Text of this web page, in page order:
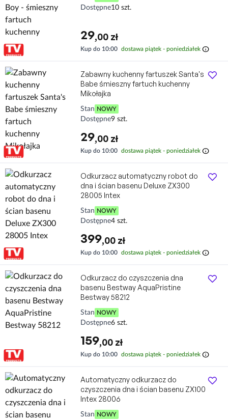
Dostępne10 szt.
29,00 zł
Kup do 10:00 dostawa piątek - poniedziałek info
Zabawny kuchenny fartuszek Santa's
Babe śmieszny fartuch kuchenny
Mikołajka
Stan NOWY
Dostępne9 szt.
29,00 zł
Kup do 10:00 dostawa piątek - poniedziałek info
Odkurzacz automatyczny robot do
dna i ścian basenu Deluxe ZX300
28005 Intex
Stan NOWY
Dostępne4 szt.
399,00 zł
Kup do 10:00 dostawa piątek - poniedziałek info
Odkurzacz do czyszczenia dna
basenu Bestway AquaPristine
Bestway 58212
Stan NOWY
Dostępne6 szt.
159,00 zł
Kup do 10:00 dostawa piątek - poniedziałek info
Automatyczny odkurzacz do
czyszczenia dna i ścian basenu ZX100
Intex 28006
Stan NOWY